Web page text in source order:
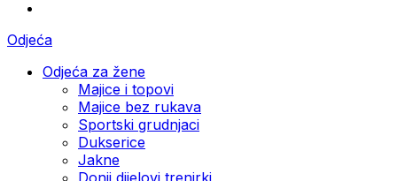
Odjeća
Odjeća za žene
Majice i topovi
Majice bez rukava
Sportski grudnjaci
Dukserice
Jakne
Donji dijelovi trenirki